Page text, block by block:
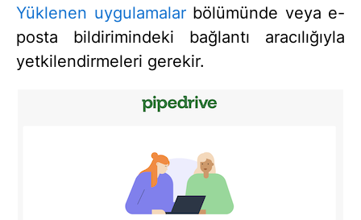
Yüklenen uygulamalarbölümünde veya e-
posta bildirimindeki bağlantı aracılığıyla
yetkilendirmeleri gerekir.